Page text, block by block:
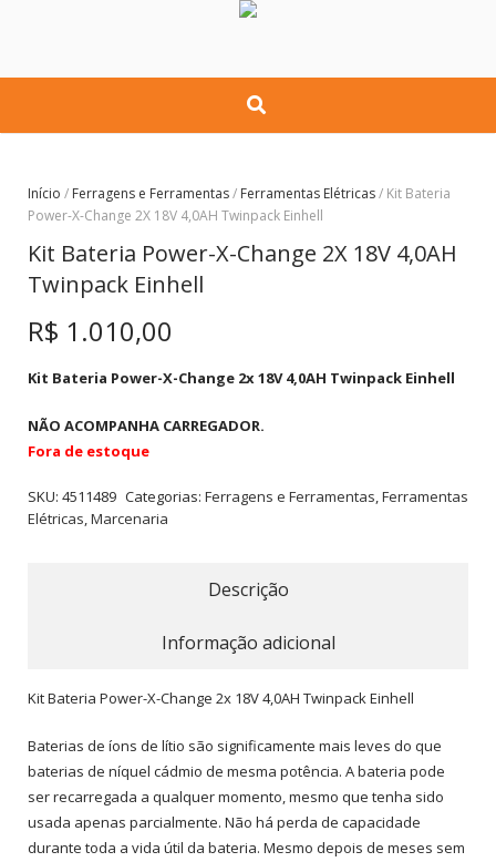
Início / Ferragens e Ferramentas/ Ferramentas Elétricas/ Kit Bateria
Power-X-Change 2X 18V 4,0AH Twinpack Einhell
Kit Bateria Power-X-Change 2X 18V 4,0AH
Twinpack Einhell
R$ 1.010,00
Kit Bateria Power-X-Change 2x 18V 4,0AH Twinpack Einhell
NÃO ACOMPANHA CARREGADOR.
Fora de estoque
SKU: 4511489 Categorias: Ferragens e Ferramentas,Ferramentas
Elétricas,Marcenaria
Descrição
Informação adicional
Kit Bateria Power-X-Change 2x 18V 4,0AH Twinpack Einhell
Baterias de íons de lítio são significamente mais leves do que
baterias de níquel cádmio de mesma potência. A bateria pode
ser recarregada a qualquer momento, mesmo que tenha sido
usada apenas parcialmente. Não há perda de capacidade
durante toda a vida útil da bateria. Mesmo depois de meses sem